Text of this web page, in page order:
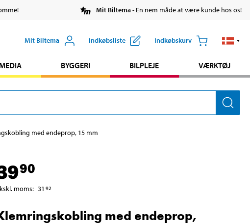
Mit Biltema- En nem måde at være kunde hos os!
Mit Biltema Indkøbsliste Indkøbskurv
BYGGERI BILPLEJE VÆRKTØJ
med endeprop, 15 mm
90
moms: 31 92
med endeprop,